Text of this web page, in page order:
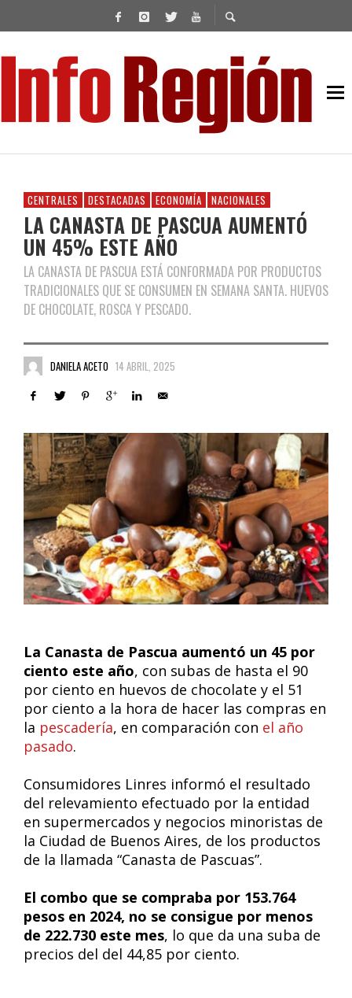
CENTRALES DESTACADAS ECONOMÍA NACIONALES
LA CANASTA DE PASCUA AUMENTÓ
UN 45% ESTE AÑO
LA CANASTA DE PASCUA ESTÁ CONFORMADA POR PRODUCTOS
TRADICIONALES QUE SE CONSUMEN EN SEMANA SANTA. HUEVOS
DE CHOCOLATE, ROSCA Y PESCADO.
DANIELA ACETO 14 ABRIL, 2025
La Canasta de Pascua aumentó un 45 por
ciento este año, con subas de hasta el 90
por ciento en huevos de chocolate y el 51
por ciento a la hora de hacer las compras en
la pescadería, en comparación con el año
pasado.
Consumidores Linres informó el resultado
del relevamiento efectuado por la entidad
en supermercados y negocios minoristas de
la Ciudad de Buenos Aires, de los productos
de la llamada “Canasta de Pascuas”.
El combo que se compraba por 153.764
pesos en 2024, no se consigue por menos
de 222.730 este mes, lo que da una suba de
precios del del 44,85 por ciento.